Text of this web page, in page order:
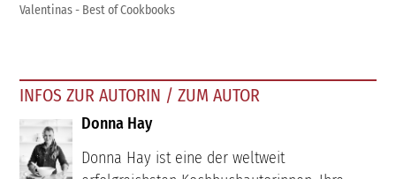
Valentinas - Best of Cookbooks
INFOS ZUR AUTORIN / ZUM AUTOR
Donna Hay
Donna Hay ist eine der weltweit